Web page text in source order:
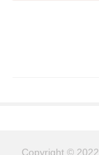
Copyright ©